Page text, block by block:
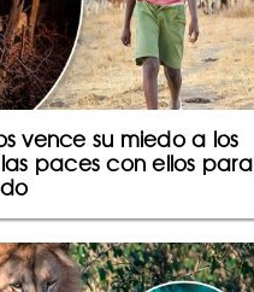
vence su miedo a los
paces con ellos para